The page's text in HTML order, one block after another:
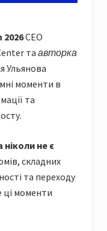
2026CEO
та авторка
Ульянова
моменти в
та
ніколи не є
складних
та переходу
ці моменти